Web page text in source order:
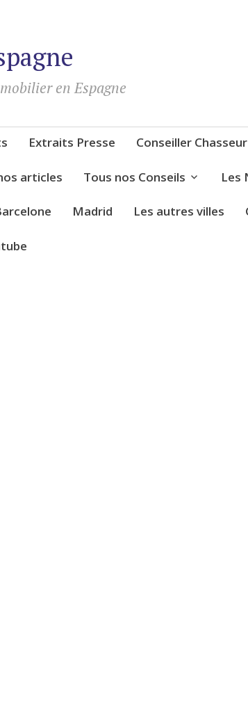
en Espagne
Extraits Presse Conseiller
articles Tous nos Conseils Les
Madrid Les autres villes